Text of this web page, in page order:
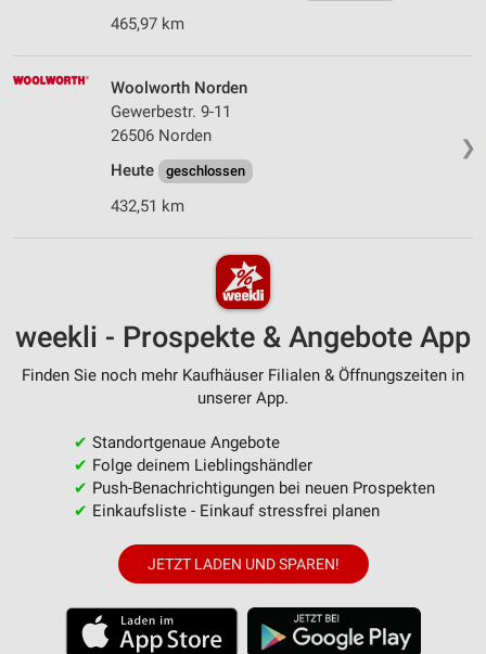
465,97 km
❯
Woolworth Norden
Gewerbestr. 9-11
26506 Norden
Heute
geschlossen
432,51 km
weekli - Prospekte & Angebote App
Finden Sie noch mehr Kaufhäuser Filialen & Öffnungszeiten in
unserer App.
✔ Standortgenaue Angebote
✔ Folge deinem Lieblingshändler
✔ Push-Benachrichtigungen bei neuen Prospekten
✔ Einkaufsliste - Einkauf stressfrei planen
JETZT LADEN UND SPAREN!